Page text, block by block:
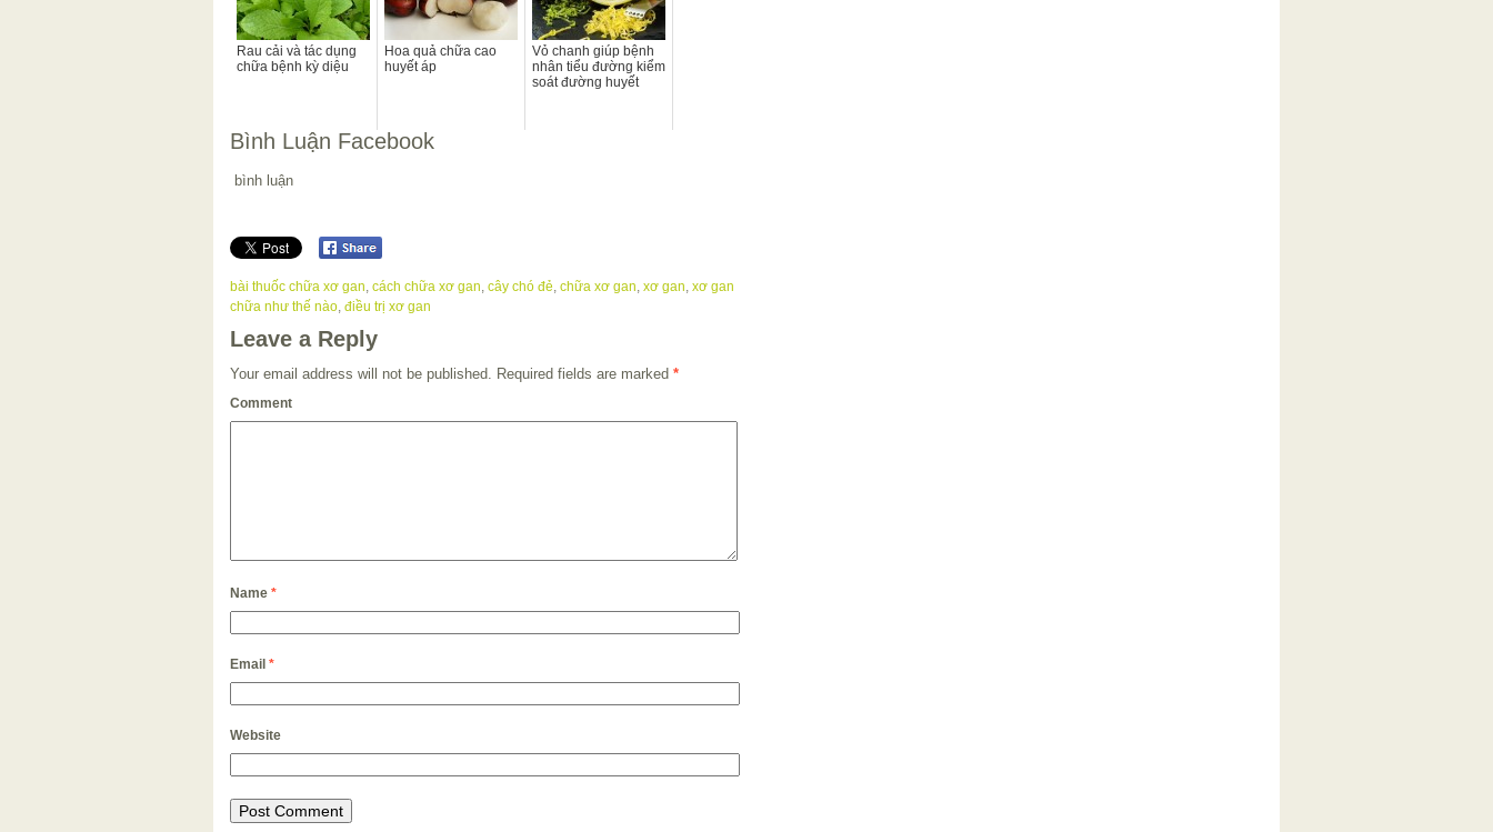
Rau cải và tác dụng
chữa bệnh kỳ diệu
Hoa quả chữa cao
huyết áp
Vỏ chanh giúp bệnh
nhân tiểu đường kiểm
soát đường huyết
Bình Luận Facebook
bình luận
bài thuốc chữa xơ gan cách chữa xơ gan cây chó đẻ chữa xơ gan xơ gan xơ gan
chữa như thế nào điều trị xơ gan
Leave a Reply
Your email address will not be published. Required fields are marked *
Comment
Name *
Email *
Website